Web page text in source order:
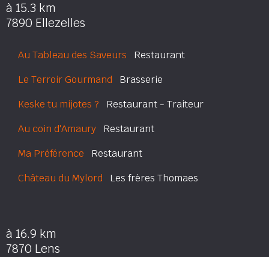
à 15.3 km
7890 Ellezelles
Au Tableau des Saveurs Restaurant
Le Terroir Gourmand Brasserie
Keske tu mijotes ? Restaurant - Traiteur
Au coin d'Amaury Restaurant
Ma Préférence Restaurant
Château du Mylord Les frères Thomaes
à 16.9 km
7870 Lens